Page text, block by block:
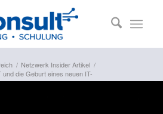
/ Netzwerk Insider Artikel /
die Geburt eines neuen IT-